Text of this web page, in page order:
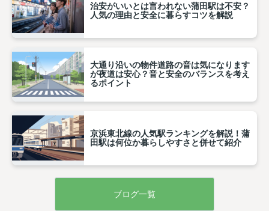
治安がいいとは言われない蒲田駅は不安？
人気の理由と安全に暮らすコツを解説
大通り沿いの物件道路の音は気になります
が夜道は安心？音と安全のバランスを考え
るポイント
京浜東北線の人気駅ランキングを解説！蒲
田駅は何位か暮らしやすさと併せて紹介
ブログ一覧